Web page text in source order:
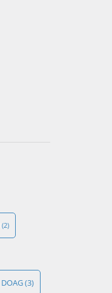
(2)
DOAG(3)